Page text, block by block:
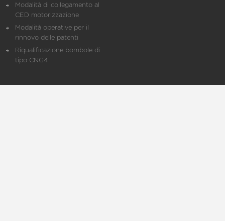
Modalità di collegamento al
CED motorizzazione
Modalità operative per il
rinnovo delle patenti
Riqualificazione bombole di
tipo CNG4